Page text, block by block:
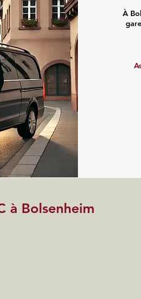
À
à Bolsenheim